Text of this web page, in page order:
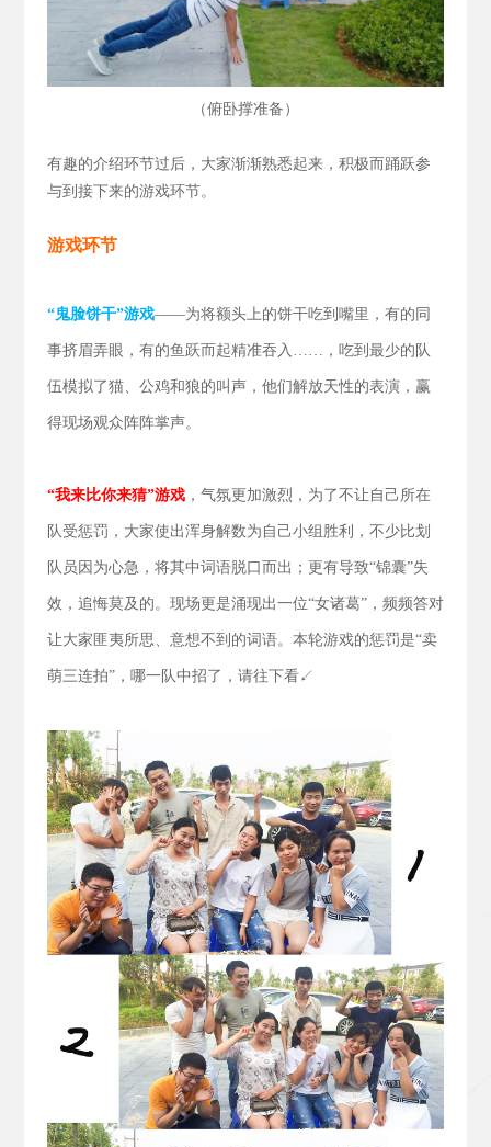
（俯卧撑准备 ）
有趣的介绍环节过后，大家渐渐熟悉起来，积极而踊跃参
与到接下来的游戏环节。
游戏环节
“鬼脸饼干”游戏——为将额头上的饼干吃到嘴里，有的同
事挤眉弄眼，有的鱼跃而起精准吞入……，吃到最少的队
伍模拟了猫、公鸡和狼的叫声，他们解放天性的表演，赢
得现场观众阵阵掌声。
“我来比你来猜”游戏，气氛更加激烈，为了不让自己所在
队受惩罚，大家使出浑身解数为自己小组胜利，不少比划
队员因为心急，将其中词语脱口而出；更有导致“锦囊”失
效，追悔莫及的。现场更是涌现出一位“女诸葛”，频频答对
让大家匪夷所思、意想不到的词语。本轮游戏的惩罚是“卖
萌三连拍”，哪一队中招了，请往下看↙